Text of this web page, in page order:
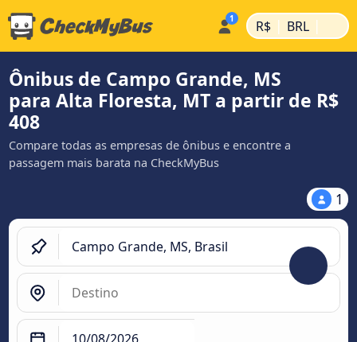
R$ | BRL |
Ônibus de Campo Grande, MS
para Alta Floresta, MT a partir de R$
408
Compare todas as empresas de ônibus e encontre a
passagem mais barata na CheckMyBus
1